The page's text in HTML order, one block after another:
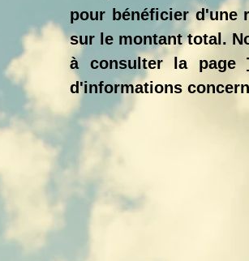
pour bénéficier d'une
sur le montant total.
à consulter la page
d'informations